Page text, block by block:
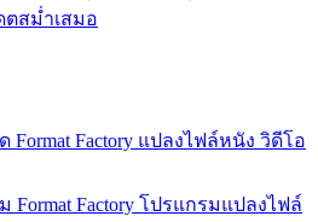
ตสม่ำเสมอ
Format Factory แปลงไฟล์หนัง วิดีโอ
Factory โปรแกรมแปลงไฟล์